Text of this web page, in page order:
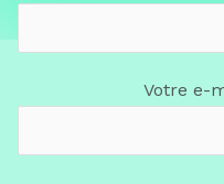
Votre e-